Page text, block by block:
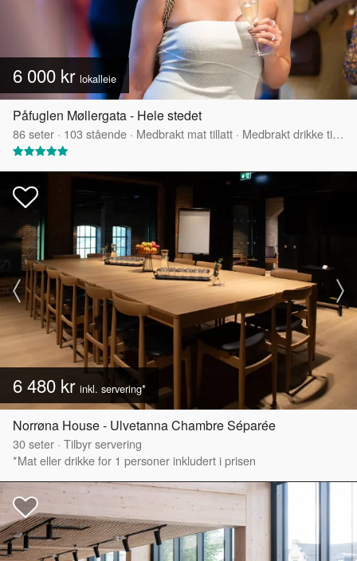
6 000 kr lokalleie
Påfuglen Møllergata - Hele stedet
86seter · 103 stående · Medbrakt mat tillatt · Medbrakt drikke tillatt
6 480 kr inkl. servering*
Norrøna House - Ulvetanna Chambre Séparée
30seter · Tilbyr servering
*Mat eller drikke for 1 personer inkludert i prisen